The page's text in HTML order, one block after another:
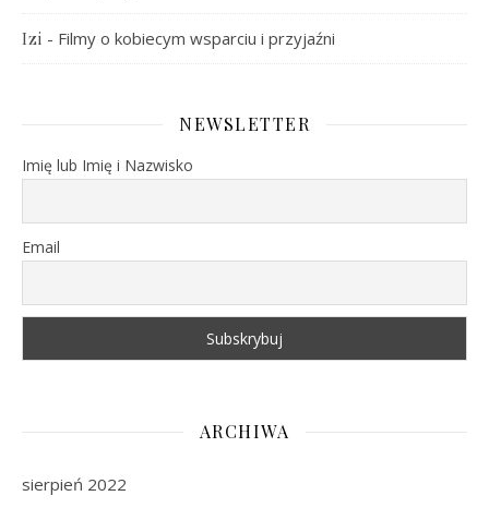
Izi - Filmy o kobiecym wsparciu i przyjaźni
NEWSLETTER
Imię lub Imię i Nazwisko
Email
ARCHIWA
sierpień 2022